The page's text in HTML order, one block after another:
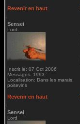
Revenir en haut
Sensei
Lord
Inscrit le: 07 Oct 2006
Messages: 1993
Localisation: Dans les marais
poitevins
Revenir en haut
Sensei
Lord